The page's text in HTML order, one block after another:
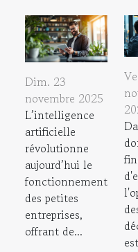
Dim. 23
novembre 2025
L’intelligence
artificielle
révolutionne
aujourd’hui le
fonctionnement
des petites
entreprises,
offrant de...